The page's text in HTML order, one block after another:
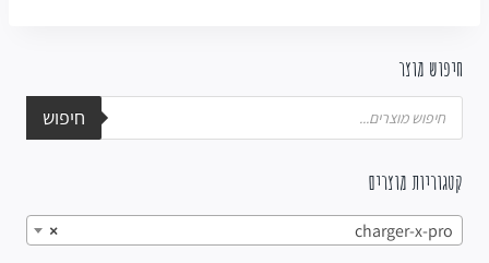
חיפוש מוצר
חיפוש
קטגוריות מוצרים
× charger-x-pro